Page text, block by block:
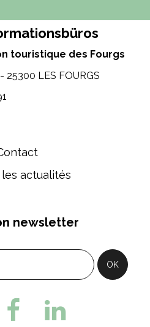
touristique des Fourgs
25300 LES FOURGS
actualités
newsletter